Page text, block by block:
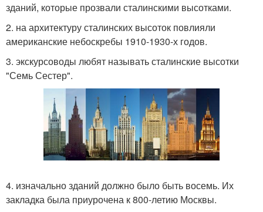
зданий, которые прозвали сталинскими высотками.
2. на архитектуру сталинских высоток повлияли
американские небоскребы 1910-1930-х годов.
3. экскурсоводы любят называть сталинские высотки
"Семь Сестер".
4. изначально зданий должно было быть восемь. Их
закладка была приурочена к 800-летию Москвы.